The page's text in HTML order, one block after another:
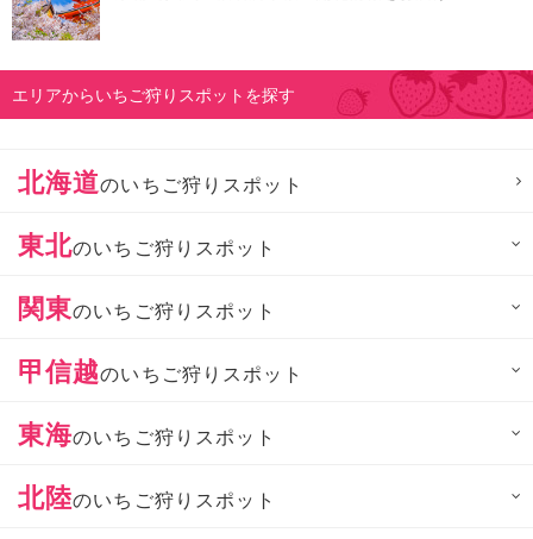
エリアからいちご狩りスポットを探す
北海道のいちご狩りスポット
東北のいちご狩りスポット
関東のいちご狩りスポット
甲信越のいちご狩りスポット
東海のいちご狩りスポット
北陸のいちご狩りスポット